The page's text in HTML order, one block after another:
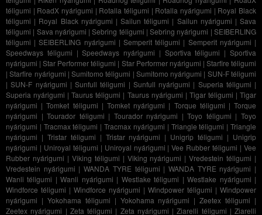
téligumi | RoadX nyárigumi | Rotalla téligumi | Rotalla nyárigumi | Royal Black
téligumi | Royal Black nyárigumi |Sailun téligumi | Sailun nyárigumi |Sava
téligumi | Sava nyárigumi |Sebring téligumi |Sebring nyárigumi |SEIBERLING
téligumi |SEIBERLING nyárigumi |Semperit téligumi | Semperit nyárigumi |
Speedways téligumi |Speedways nyárigumi | Sportiva téligumi |Sportiva
nyárigumi |Star Performer téligumi | Star Performer nyárigumi | Starfire téligumi
|Starfire nyárigumi |Sumitomo téligumi | Sumitomo nyárigumi | SUN-F téligumi
|SUN-F nyárigumi | Sunfull téligumi | Sunfull nyárigumi | Superia téligumi |
Superia nyárigumi |Taurus téligumi | Taurus nyárigumi | Tigar téligumi |Tigar
nyárigumi |Tomket téligumi | Tomket nyárigumi | Torque téligumi |Torque
nyárigumi |Tourador téligumi | Tourador nyárigumi |Toyo téligumi |Toyo
nyárigumi | Tracmax téligumi |Tracmax nyárigumi | Triangle téligumi |Triangle
nyárigumi | Tristar téligumi | Tristar nyárigumi | Unigrip téligumi | Unigrip
nyárigumi | Uniroyal téligumi | Uniroyal nyárigumi |Vee Rubber téligumi |Vee
Rubber nyárigumi | Viking téligumi | Viking nyárigumi |Vredestein téligumi |
Vredestein nyárigumi |WANDA TYRE téligumi | WANDA TYRE nyárigumi |
Wanli téligumi |Wanli nyárigumi | Westlake téligumi |Westlake nyárigumi |
Windforce téligumi | Windforce nyárigumi | Windpower téligumi | Windpower
nyárigumi | Yokohama téligumi | Yokohama nyárigumi |Zeetex téligumi |
Zeetex nyárigumi | Zeta téligumi | Zeta nyárigumi |Ziarelli téligumi | Ziarelli